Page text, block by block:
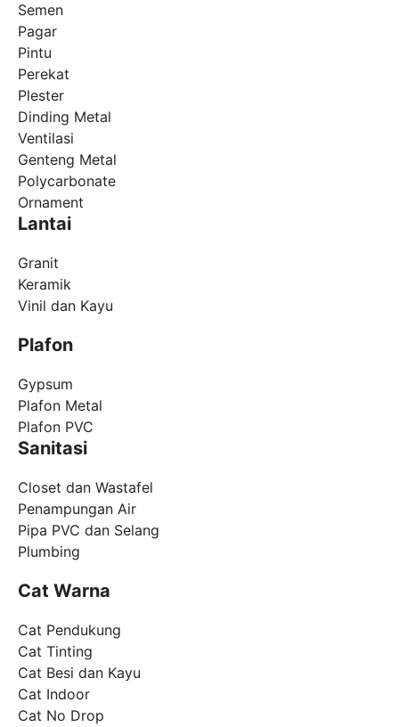
Semen
Pagar
Pintu
Perekat
Plester
Dinding Metal
Ventilasi
Genteng Metal
Polycarbonate
Ornament
Lantai
Granit
Keramik
Vinil dan Kayu
Plafon
Gypsum
Plafon Metal
Plafon PVC
Sanitasi
Closet dan Wastafel
Penampungan Air
Pipa PVC dan Selang
Plumbing
Cat Warna
Cat Pendukung
Cat Tinting
Cat Besi dan Kayu
Cat Indoor
Cat No Drop